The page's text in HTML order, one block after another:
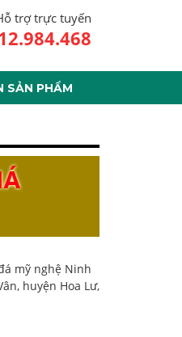
trợ trực tuyến
SẢN PHẨM
mỹ nghệ Ninh
huyện Hoa Lư,